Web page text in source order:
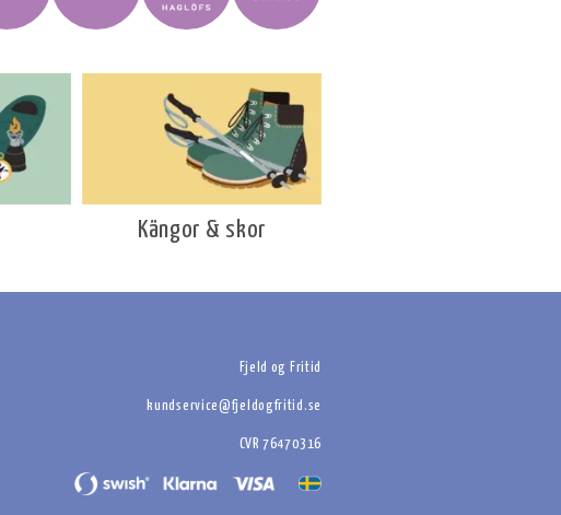
Kängor & skor
Fjeld og Fritid
kundservice@fjeldogfritid.se
CVR 76470316